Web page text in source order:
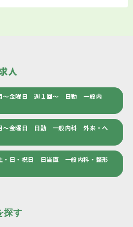
人
月～金曜日 週１回～ 日勤 一般内
月～金曜日 日勤 一般内科 外来・へ
・日・祝日 日当直 一般内科・整形
探す